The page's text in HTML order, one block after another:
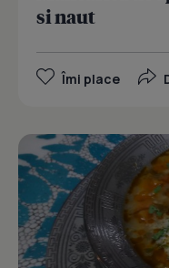
si naut
Îmi place